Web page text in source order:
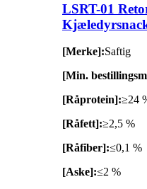
LSRT-01
[Merke]:Saftig
[Min.
[Råprotein]:≥24
[Råfett]:≥2,5 %
[Råfiber]:≤0,1 %
[Aske]:≤2 %